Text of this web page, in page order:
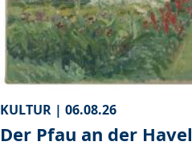
KULTUR | 06.08.26
Der Pfau an der Havel